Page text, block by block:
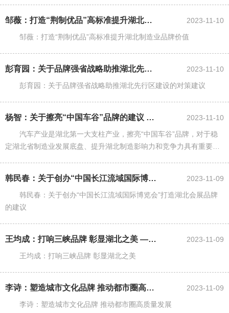
邹薇：打造“荆制优品”高标准提升湖北制造业品牌价值 ——在省政协十三届...
2023-11-10
邹薇：打造“荆制优品”高标准提升湖北制造业品牌价值
彭育园：关于品牌强省战略助推湖北先行区建设的对策建议 ——在省政协十三...
2023-11-10
彭育园：关于品牌强省战略助推湖北先行区建设的对策建议
杨智：关于擦亮“中国车谷”品牌的建议 ——在省政协十三届常委会第四次会...
2023-11-10
汽车产业是湖北第一大支柱产业，擦亮“中国车谷”品牌，对于稳
定湖北省制造业发展底盘、提升湖北制造影响力和竞争力具有重要意
韩民春：关于创办“中国长江流域国际博览会”打造湖北会展品牌的建议 ——...
2023-11-09
韩民春：关于创办“中国长江流域国际博览会”打造湖北会展品牌
的建议
王均成：打响三峡品牌 彰显湖北之美 ——在省政协十三届常委会第四次会议...
2023-11-09
王均成：打响三峡品牌 彰显湖北之美
李诗：塑造城市文化品牌 推动都市圈高质量发展 ——在省政协十三届常委会...
2023-11-09
李诗：塑造城市文化品牌 推动都市圈高质量发展